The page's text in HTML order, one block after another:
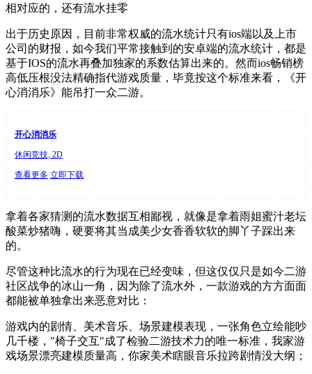
相对应的，还有流水挂零
出于历史原因，目前非常权威的流水统计只有ios端以及上市
公司的财报，如今我们平常接触到的安卓端的流水统计，都是
基于IOS的流水再叠加独家的系数估算出来的。 然而ios畅销榜
高低压根没法精确指代游戏质量，毕竟按这个标准来看，《开
心消消乐》能吊打一众二游。
开心消消乐
休闲竞技, 2D
查看更多 立即下载
拿着各家猜测的流水数据互相鄙视，就像是拿着雨姐蜜汁老坛
酸菜炒猪嗨，硬要将其当成美少女香香软软的脚丫子踩出来
的。
尽管这种比流水的行为现在已经变味，但这仅仅只是如今二游
社区战争的冰山一角，因为除了流水外，一款游戏的方方面面
都能被单独拿出来恶意对比：
游戏内的剧情、美术音乐、场景建模表现，一张角色立绘能吵
几千楼，"椅子交互"成了检验二游技术力的唯一标准，我家游
戏场景漂亮建模质量高，你家美术瞎眼音乐拉跨剧情没大纲；